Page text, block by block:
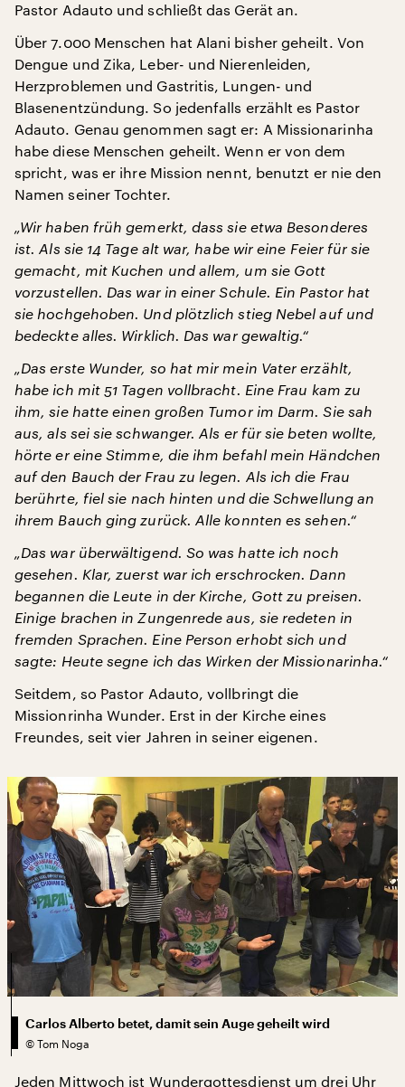
Pastor Adauto und schließt das Gerät an.
Über 7.000 Menschen hat Alani bisher geheilt. Von
Dengue und Zika, Leber- und Nierenleiden,
Herzproblemen und Gastritis, Lungen- und
Blasenentzündung. So jedenfalls erzählt es Pastor
Adauto. Genau genommen sagt er: A Missionarinha
habe diese Menschen geheilt. Wenn er von dem
spricht, was er ihre Mission nennt, benutzt er nie den
Namen seiner Tochter.
„Wir haben früh gemerkt, dass sie etwa Besonderes
ist. Als sie 14 Tage alt war, habe wir eine Feier für sie
gemacht, mit Kuchen und allem, um sie Gott
vorzustellen. Das war in einer Schule. Ein Pastor hat
sie hochgehoben. Und plötzlich stieg Nebel auf und
bedeckte alles. Wirklich. Das war gewaltig.“
„Das erste Wunder, so hat mir mein Vater erzählt,
habe ich mit 51 Tagen vollbracht. Eine Frau kam zu
ihm, sie hatte einen großen Tumor im Darm. Sie sah
aus, als sei sie schwanger. Als er für sie beten wollte,
hörte er eine Stimme, die ihm befahl mein Händchen
auf den Bauch der Frau zu legen. Als ich die Frau
berührte, fiel sie nach hinten und die Schwellung an
ihrem Bauch ging zurück. Alle konnten es sehen.“
„Das war überwältigend. So was hatte ich noch
gesehen. Klar, zuerst war ich erschrocken. Dann
begannen die Leute in der Kirche, Gott zu preisen.
Einige brachen in Zungenrede aus, sie redeten in
fremden Sprachen. Eine Person erhobt sich und
sagte: Heute segne ich das Wirken der Missionarinha.“
Seitdem, so Pastor Adauto, vollbringt die
Missionrinha Wunder. Erst in der Kirche eines
Freundes, seit vier Jahren in seiner eigenen.
Carlos Alberto betet, damit sein Auge geheilt wird
© Tom Noga
Jeden Mittwoch ist Wundergottesdienst um drei Uhr